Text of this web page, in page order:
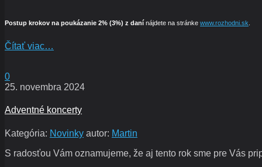
Postup krokov na poukázanie 2% (3%) z daní nájdete na stránke www.rozhodni.sk
Čítať viac…
0
25. novembra 2024
Adventné koncerty
Kategória: Novinky autor: Martin
S radosťou Vám oznamujeme, že aj tento rok sme pre Vás